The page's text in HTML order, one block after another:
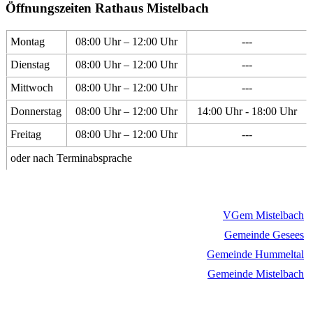
Öffnungszeiten Rathaus Mistelbach
Montag 08:00 Uhr – 12:00 Uhr
---
Dienstag
08:00 Uhr – 12:00 Uhr
---
Mittwoch
08:00 Uhr – 12:00 Uhr
---
Donnerstag
08:00 Uhr – 12:00 Uhr
14:00 Uhr - 18:00 Uhr
Freitag
08:00 Uhr – 12:00 Uhr
---
oder nach Terminabsprache
VGem Mistelbach
Gemeinde Gesees
Gemeinde Hummeltal
Gemeinde Mistelbach